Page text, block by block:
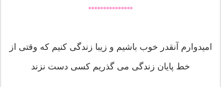
•••••••••••••••
امیدوارم آنقدر خوب باشیم و زیبا زندگی کنیم که وقتی از
خط پایان زندگی می گذریم کسی دست نزند